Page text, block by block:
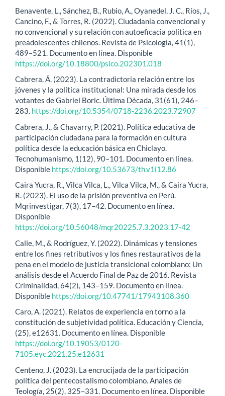
Benavente, L., Sánchez, B., Rubio, A., Oyanedel, J. C., Ríos, J.,
Cancino, F., & Torres, R. (2022). Ciudadanía convencional y
no convencional y su relación con autoeficacia política en
preadolescentes chilenos. Revista de Psicología, 41(1),
489–521. Documento en línea. Disponible
https://doi.org/10.18800/psico.202301.018
Cabrera, Á. (2023). La contradictoria relación entre los
jóvenes y la política institucional: Una mirada desde los
votantes de Gabriel Boric. Última Década, 31(61), 246–
283. https://doi.org/10.5354/0718-2236.2023.72907
Cabrera, J., & Chavarry, P. (2021). Política educativa de
participación ciudadana para la formación en cultura
política desde la educación básica en Chiclayo.
Tecnohumanismo, 1(12), 90–101. Documento en línea.
Disponible https://doi.org/10.53673/th.v1i12.86
Caira Yucra, R., Vilca Vilca, L., Vilca Vilca, M., & Caira Yucra,
R. (2023). El uso de la prisión preventiva en Perú.
Mqrinvestigar, 7(3), 17–42. Documento en línea.
Disponible
https://doi.org/10.56048/mqr20225.7.3.2023.17-42
Calle, M., & Rodríguez, Y. (2022). Dinámicas y tensiones
entre los fines retributivos y los fines restaurativos de la
pena en el modelo de justicia transicional colombiano: Un
análisis desde el Acuerdo Final de Paz de 2016. Revista
Criminalidad, 64(2), 143–159. Documento en línea.
Disponible https://doi.org/10.47741/17943108.360
Caro, A. (2021). Relatos de experiencia en torno a la
constitución de subjetividad política. Educación y Ciencia,
(25), e12631. Documento en línea. Disponible
https://doi.org/10.19053/0120-
7105.eyc.2021.25.e12631
Centeno, J. (2023). La encrucijada de la participación
política del pentecostalismo colombiano. Anales de
Teología, 25(2), 325–331. Documento en línea. Disponible